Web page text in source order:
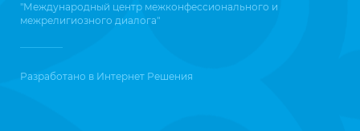
"Международный центр межконфессионального и
межрелигиозного диалога"
Разработано в Интернет Решения